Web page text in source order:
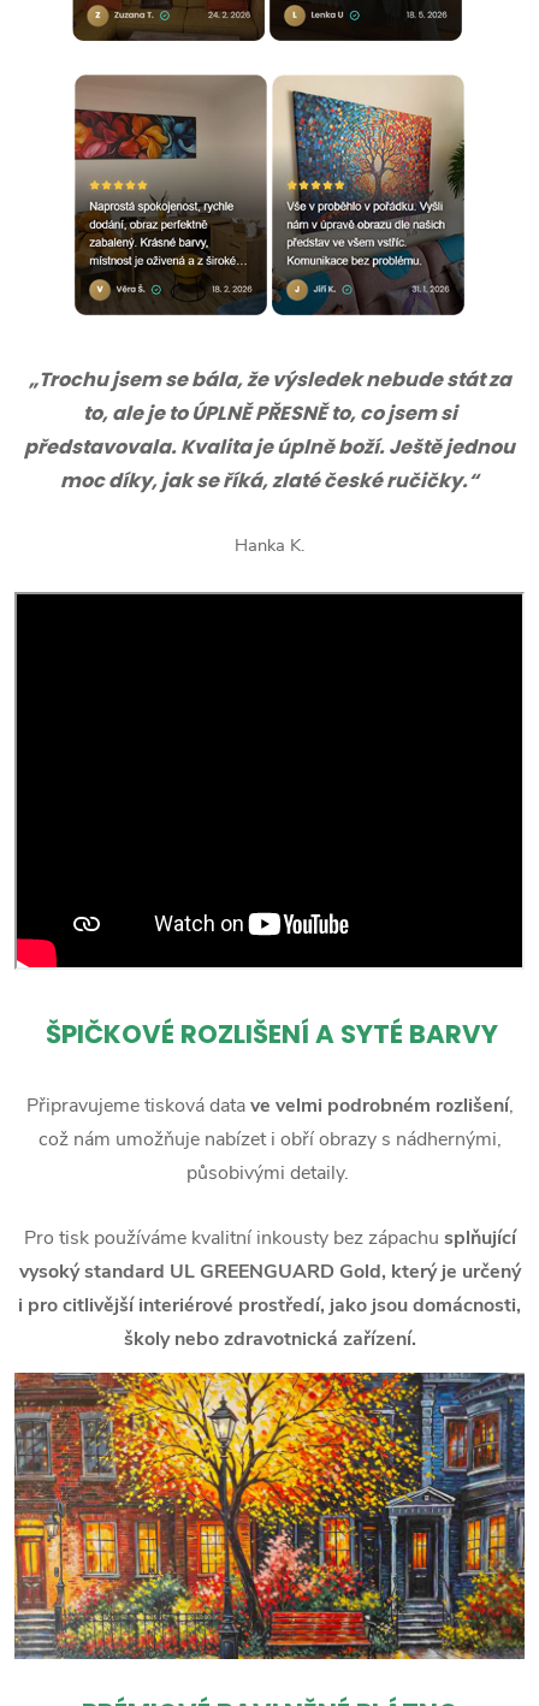
„Trochu jsem se bála, že výsledek nebude stát za
to, ale je to ÚPLNĚ PŘESNĚ to, co jsem si
představovala. Kvalita je úplně boží. Ještě jednou
moc díky, jak se říká, zlaté české ručičky.“
Hanka K.
ŠPIČKOVÉ ROZLIŠENÍ A SYTÉ BARVY
Připravujeme tisková datave velmi podrobném rozlišení,
což nám umožňuje nabízet i obří obrazy s nádhernými,
působivými detaily.
Pro tisk používáme kvalitní inkousty bez zápachu splňující
vysoký standard UL GREENGUARD Gold, který je určený
i pro citlivější interiérové prostředí, jako jsou domácnosti,
školy nebo zdravotnická zařízení.